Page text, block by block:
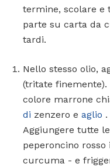
termine, scolare e
parte su carta da
tardi.
Nello stesso olio,
(tritate finemente).
colore marrone
di zenzero e aglio
Aggiungere tutte
peperoncino
curcuma - e